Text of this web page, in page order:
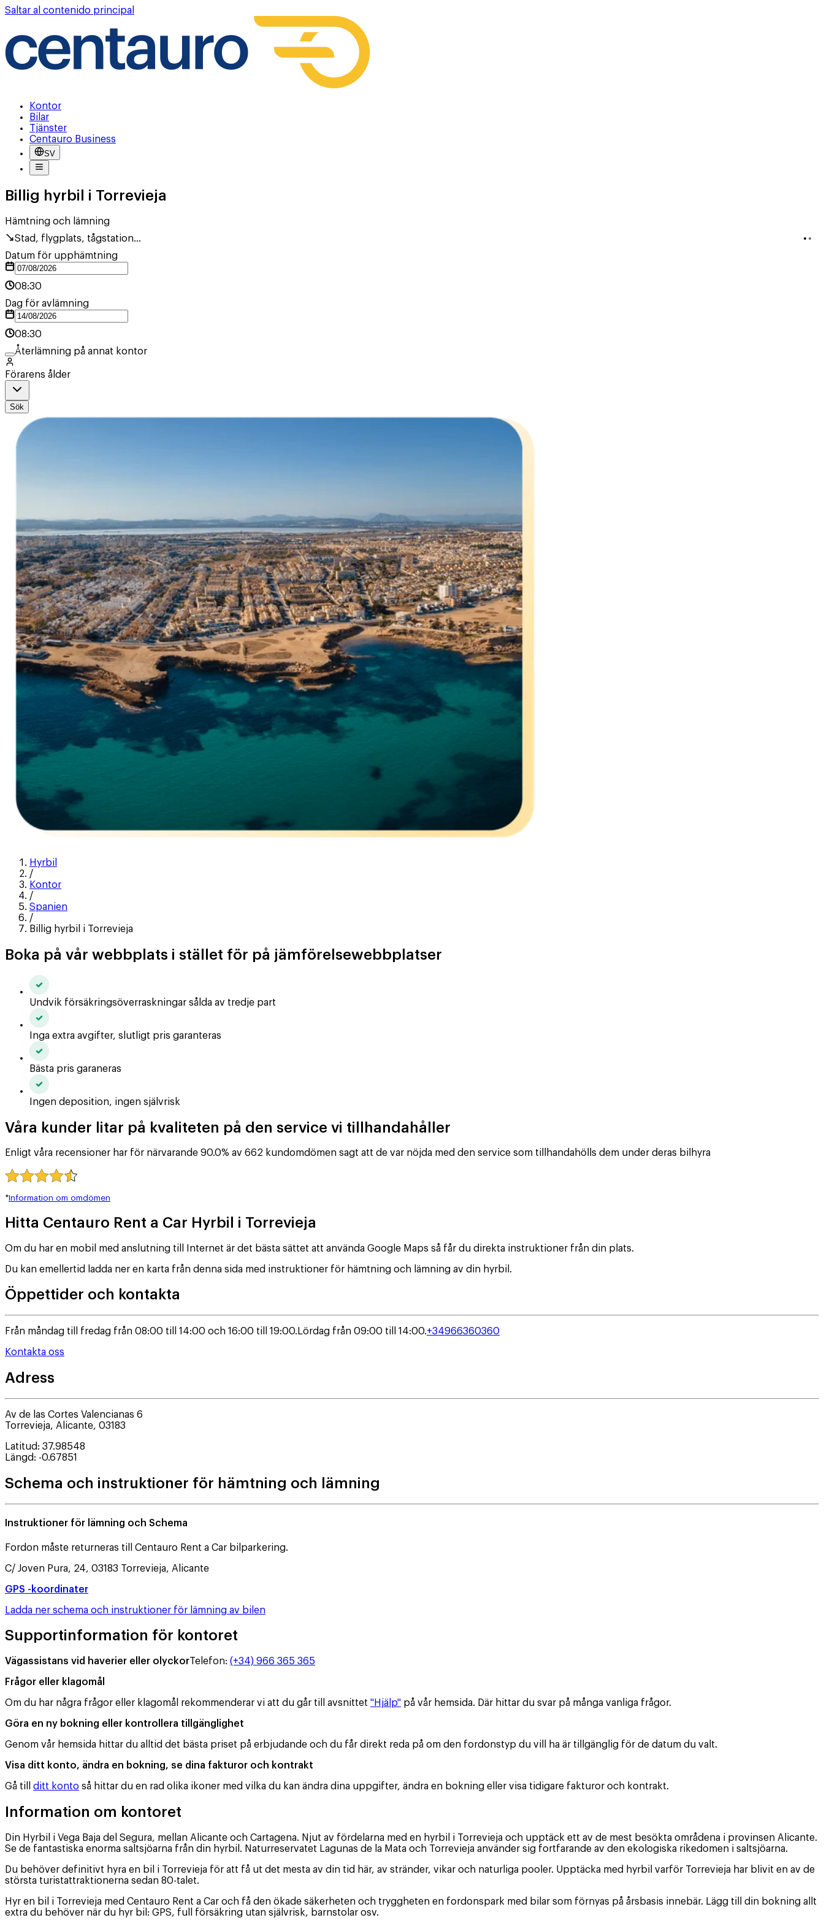
Saltar al contenido principal
Kontor
Bilar
Tjänster
Centauro Business
SV
Billig hyrbil i Torrevieja
Hämtning och lämning
Stad, flygplats, tågstation...
Datum för upphämtning
08:30
Dag för avlämning
08:30
Återlämning på annat kontor
Förarens ålder
Sök
Hyrbil
/
Kontor
/
Spanien
/
Billig hyrbil i Torrevieja
Boka på vår webbplats i stället för på jämförelsewebbplatser
Undvik försäkringsöverraskningar sålda av tredje part
Inga extra avgifter, slutligt pris garanteras
Bästa pris garaneras
Ingen deposition, ingen självrisk
Våra kunder litar på kvaliteten på den service vi tillhandahåller
Enligt våra recensioner har för närvarande 90.0% av 662 kundomdömen sagt att de var nöjda med den service som tillhandahölls dem under deras bilhyra
*Information om omdömen
Hitta Centauro Rent a Car Hyrbil i Torrevieja
Om du har en mobil med anslutning till Internet är det bästa sättet att använda Google Maps så får du direkta instruktioner från din plats.
Du kan emellertid ladda ner en karta från denna sida med instruktioner för hämtning och lämning av din hyrbil.
Öppettider och kontakta
Från måndag till fredag från 08:00 till 14:00 och 16:00 till 19:00. Lördag från 09:00 till 14:00.+34966360360
Kontakta oss
Adress
Av de las Cortes Valencianas 6
Torrevieja, Alicante, 03183
Latitud: 37.98548
Längd: -0.67851
Schema och instruktioner för hämtning och lämning
Instruktioner för lämning och Schema
Fordon måste returneras till Centauro Rent a Car bilparkering.
C/ Joven Pura, 24, 03183 Torrevieja, Alicante
GPS -koordinater
Ladda ner schema och instruktioner för lämning av bilen
Supportinformation för kontoret
Vägassistans vid haverier eller olyckorTelefon: (+34) 966 365 365
Frågor eller klagomål
Om du har några frågor eller klagomål rekommenderar vi att du går till avsnittet "Hjälp" på vår hemsida. Där hittar du svar på många vanliga frågor.
Göra en ny bokning eller kontrollera tillgänglighet
Genom vår hemsida hittar du alltid det bästa priset på erbjudande och du får direkt reda på om den fordonstyp du vill ha är tillgänglig för de datum du valt.
Visa ditt konto, ändra en bokning, se dina fakturor och kontrakt
Gå till ditt konto så hittar du en rad olika ikoner med vilka du kan ändra dina uppgifter, ändra en bokning eller visa tidigare fakturor och kontrakt.
Information om kontoret
Din Hyrbil i Vega Baja del Segura, mellan Alicante och Cartagena. Njut av fördelarna med en hyrbil i Torrevieja och upptäck ett av de mest besökta områdena i provinsen Alicante.
Se de fantastiska enorma saltsjöarna från din hyrbil. Naturreservatet Lagunas de la Mata och Torrevieja använder sig fortfarande av den ekologiska rikedomen i saltsjöarna.
Du behöver definitivt hyra en bil i Torrevieja för att få ut det mesta av din tid här, av stränder, vikar och naturliga pooler. Upptäcka med hyrbil varför Torrevieja har blivit en av de
största turistattraktionerna sedan 80-talet.
Hyr en bil i Torrevieja med Centauro Rent a Car och få den ökade säkerheten och tryggheten en fordonspark med bilar som förnyas på årsbasis innebär. Lägg till din bokning allt
extra du behöver när du hyr bil: GPS, full försäkring utan självrisk, barnstolar osv.